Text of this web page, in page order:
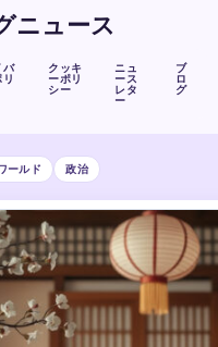
ニュース
バ
クッキ
ーポリ
シー
ニュ
ース
レタ
ー
ブ
ロ
グ
ールド 政治